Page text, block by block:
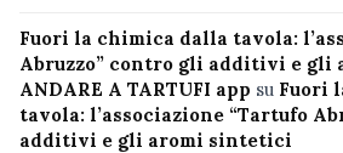
Fuori la chimica dalla tavola:
Abruzzo” contro gli additivi e
ANDARE A TARTUFI app su Fuori
tavola: l’associazione “Tartufo
additivi e gli aromi sintetici